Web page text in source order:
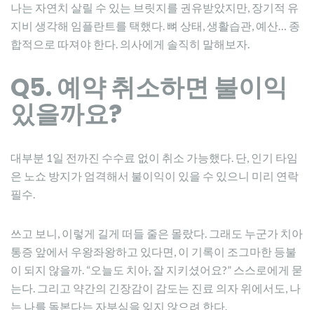
나는 자연치 살릴 수 있는 브릿지를 권유받았지만, 장기적 유
지비 생각해 임플란트를 택했다. 뼈 상태, 생활습관, 예산… 종
합적으로 따져야 한다. 의사에게 솔직히 말해보자.
Q5. 예약 취소하면 불이익
있을까요?
대부분 1일 전까진 수수료 없이 취소 가능했다. 단, 인기 타임
은 노쇼 방지가 엄격해서 불이익이 있을 수 있으니 미리 연락
필수.
쓰고 보니, 이렇게 길게 떠들 줄은 몰랐다. 그래도 누군가 치아
통증 앞에서 우왕좌왕하고 있다면, 이 기록이 조그마한 등불
이 되지 않을까. “오늘도 치아, 잘 지키셨어요?” 스스로에게 묻
는다. 그리고 약간의 긴장감이 감도는 진료 의자 위에서도, 나
는 나를 돌본다는 자부심을 잊지 않으려 한다.